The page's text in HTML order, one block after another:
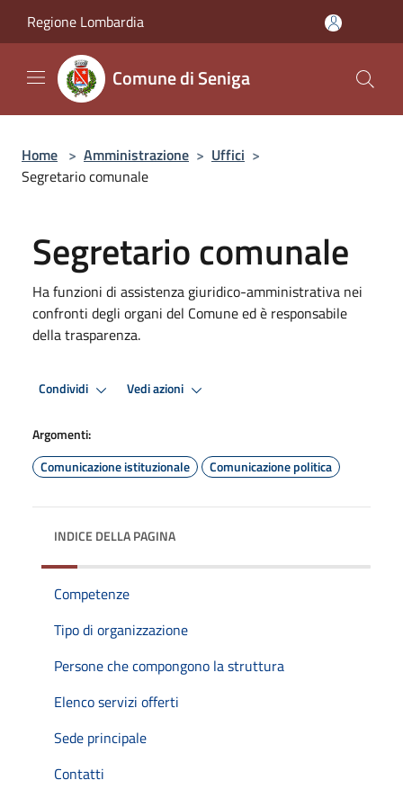
Regione Lombardia
Comune di Seniga
Home > Amministrazione > Uffici >
Segretario comunale
Segretario comunale
Ha funzioni di assistenza giuridico-amministrativa nei
confronti degli organi del Comune ed è responsabile
della trasparenza.
Condividi Vedi azioni
Argomenti:
Comunicazione istituzionale
Comunicazione politica
INDICE DELLA PAGINA
Competenze
Tipo di organizzazione
Persone che compongono la struttura
Elenco servizi offerti
Sede principale
Contatti